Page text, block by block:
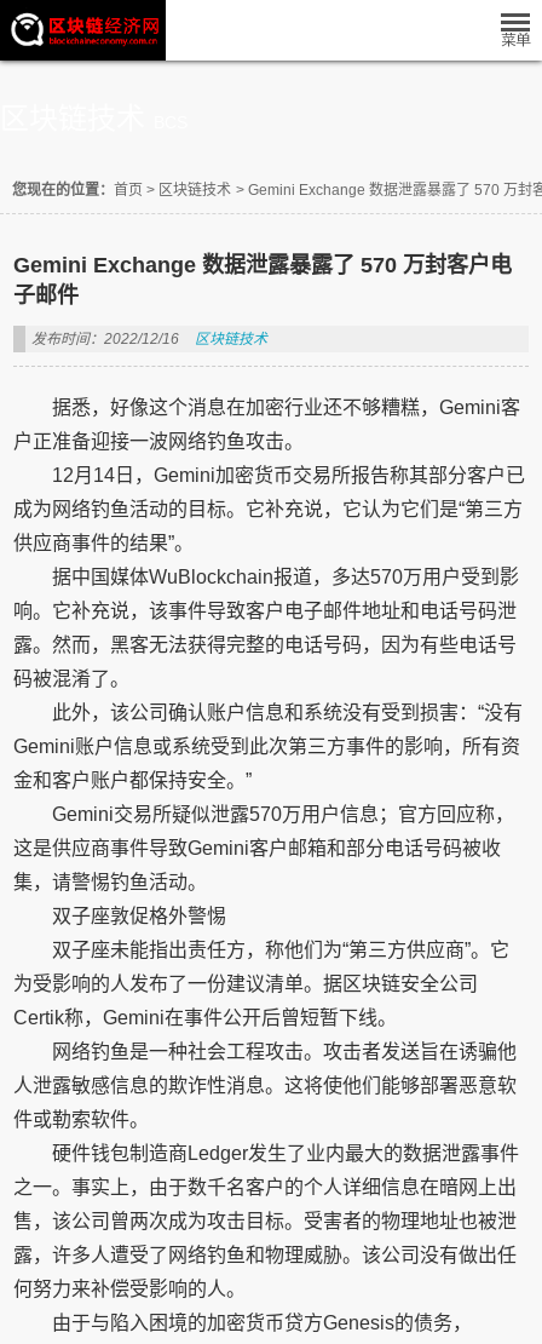
您现在的位置： 首页 > 区块链技术 > Gemini Exchange 数据泄露暴露了 570 万封
Gemini Exchange 数据泄露暴露了 570 万封客户电
子邮件
发布时间：2022/12/16 区块链技术
据悉，好像这个消息在加密行业还不够糟糕，Gemini客
户正准备迎接一波网络钓鱼攻击。
12月14日，Gemini加密货币交易所报告称其部分客户已
成为网络钓鱼活动的目标。它补充说，它认为它们是“第三方
供应商事件的结果”。
据中国媒体WuBlockchain报道，多达570万用户受到影
响。它补充说，该事件导致客户电子邮件地址和电话号码泄
露。然而，黑客无法获得完整的电话号码，因为有些电话号
码被混淆了。
此外，该公司确认账户信息和系统没有受到损害：“没有
Gemini账户信息或系统受到此次第三方事件的影响，所有资
金和客户账户都保持安全。”
Gemini交易所疑似泄露570万用户信息；官方回应称，
这是供应商事件导致Gemini客户邮箱和部分电话号码被收
集，请警惕钓鱼活动。
双子座敦促格外警惕
双子座未能指出责任方，称他们为“第三方供应商”。它
为受影响的人发布了一份建议清单。据区块链安全公司
Certik称，Gemini在事件公开后曾短暂下线。
网络钓鱼是一种社会工程攻击。攻击者发送旨在诱骗他
人泄露敏感信息的欺诈性消息。这将使他们能够部署恶意软
件或勒索软件。
硬件钱包制造商Ledger发生了业内最大的数据泄露事件
之一。事实上，由于数千名客户的个人详细信息在暗网上出
售，该公司曾两次成为攻击目标。受害者的物理地址也被泄
露，许多人遭受了网络钓鱼和物理威胁。该公司没有做出任
何努力来补偿受影响的人。
由于与陷入困境的加密货币贷方Genesis的债务，